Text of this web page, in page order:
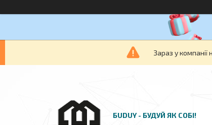
Зараз у
БUDUY - БУДУЙ ЯК СОБІ!